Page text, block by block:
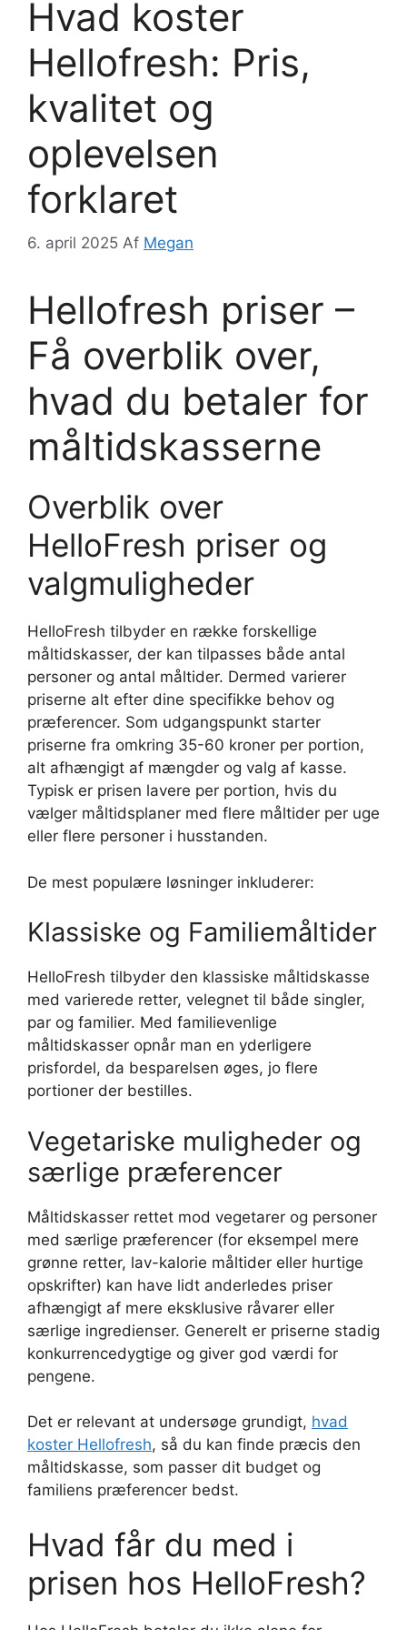
Hvad koster
Hellofresh: Pris,
kvalitet og
oplevelsen
forklaret
6. april 2025 Af Megan
Hellofresh priser –
Få overblik over,
hvad du betaler for
måltidskasserne
Overblik over
HelloFresh priser og
valgmuligheder
HelloFresh tilbyder en række forskellige
måltidskasser, der kan tilpasses både antal
personer og antal måltider. Dermed varierer
priserne alt efter dine specifikke behov og
præferencer. Som udgangspunkt starter
priserne fra omkring 35-60 kroner per portion,
alt afhængigt af mængder og valg af kasse.
Typisk er prisen lavere per portion, hvis du
vælger måltidsplaner med flere måltider per uge
eller flere personer i husstanden.
De mest populære løsninger inkluderer:
Klassiske og Familiemåltider
HelloFresh tilbyder den klassiske måltidskasse
med varierede retter, velegnet til både singler,
par og familier. Med familievenlige
måltidskasser opnår man en yderligere
prisfordel, da besparelsen øges, jo flere
portioner der bestilles.
Vegetariske muligheder og
særlige præferencer
Måltidskasser rettet mod vegetarer og personer
med særlige præferencer (for eksempel mere
grønne retter, lav-kalorie måltider eller hurtige
opskrifter) kan have lidt anderledes priser
afhængigt af mere eksklusive råvarer eller
særlige ingredienser. Generelt er priserne stadig
konkurrencedygtige og giver god værdi for
pengene.
Det er relevant at undersøge grundigt, hvad
koster Hellofresh, så du kan finde præcis den
måltidskasse, som passer dit budget og
familiens præferencer bedst.
Hvad får du med i
prisen hos HelloFresh?